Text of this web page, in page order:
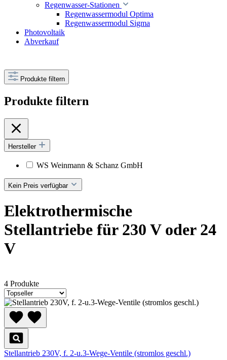
Regenwasser-Stationen
Regenwassermodul Optima
Regenwassermodul Sigma
Photovoltaik
Abverkauf
Produkte filtern
Produkte filtern
Hersteller
WS Weinmann & Schanz GmbH
Kein Preis verfügbar
Elektrothermische
Stellantriebe für 230 V oder 24
V
4 Produkte
Stellantrieb 230V, f. 2-u.3-Wege-Ventile (stromlos geschl.)